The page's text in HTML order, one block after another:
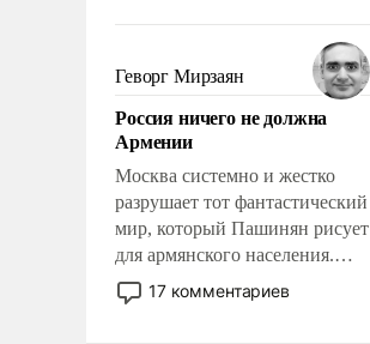
Сложившаяся ситуация
означает многолетний период
уязвимости США, например,
перед Китаем.
Геворг Мирзаян
Россия ничего не должна
Армении
Москва системно и жестко
разрушает тот фантастический
мир, который Пашинян рисует
для армянского населения.
Мир, где политические
прожекты будут безусловно
17 комментариев